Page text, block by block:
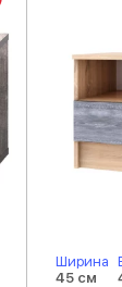
Ширина
45 см